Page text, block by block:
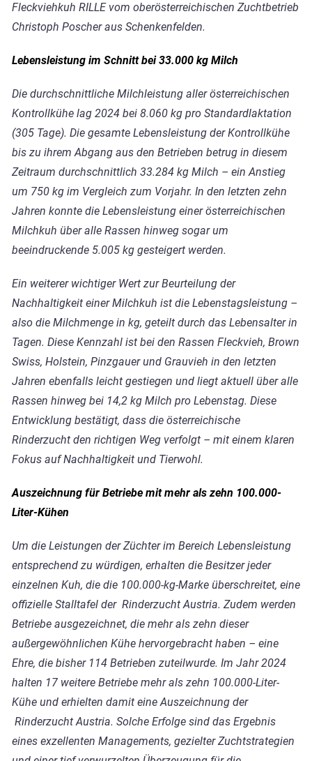
Fleckviehkuh RILLE vom oberösterreichischen Zuchtbetrieb
Christoph Poscher aus Schenkenfelden.
Lebensleistung im Schnitt bei 33.000 kg Milch
Die durchschnittliche Milchleistung aller österreichischen
Kontrollkühe lag 2024 bei 8.060 kg pro Standardlaktation
(305 Tage). Die gesamte Lebensleistung der Kontrollkühe
bis zu ihrem Abgang aus den Betrieben betrug in diesem
Zeitraum durchschnittlich 33.284 kg Milch – ein Anstieg
um 750 kg im Vergleich zum Vorjahr. In den letzten zehn
Jahren konnte die Lebensleistung einer österreichischen
Milchkuh über alle Rassen hinweg sogar um
beeindruckende 5.005 kg gesteigert werden.
Ein weiterer wichtiger Wert zur Beurteilung der
Nachhaltigkeit einer Milchkuh ist die Lebenstagsleistung –
also die Milchmenge in kg, geteilt durch das Lebensalter in
Tagen. Diese Kennzahl ist bei den Rassen Fleckvieh, Brown
Swiss, Holstein, Pinzgauer und Grauvieh in den letzten
Jahren ebenfalls leicht gestiegen und liegt aktuell über alle
Rassen hinweg bei 14,2 kg Milch pro Lebenstag. Diese
Entwicklung bestätigt, dass die österreichische
Rinderzucht den richtigen Weg verfolgt – mit einem klaren
Fokus auf Nachhaltigkeit und Tierwohl.
Auszeichnung für Betriebe mit mehr als zehn 100.000-
Liter-Kühen
Um die Leistungen der Züchter im Bereich Lebensleistung
entsprechend zu würdigen, erhalten die Besitzer jeder
einzelnen Kuh, die die 100.000-kg-Marke überschreitet, eine
offizielle Stalltafel der Rinderzucht Austria. Zudem werden
Betriebe ausgezeichnet, die mehr als zehn dieser
außergewöhnlichen Kühe hervorgebracht haben – eine
Ehre, die bisher 114 Betrieben zuteilwurde. Im Jahr 2024
halten 17 weitere Betriebe mehr als zehn 100.000-Liter-
Kühe und erhielten damit eine Auszeichnung der
Rinderzucht Austria. Solche Erfolge sind das Ergebnis
eines exzellenten Managements, gezielter Zuchtstrategien